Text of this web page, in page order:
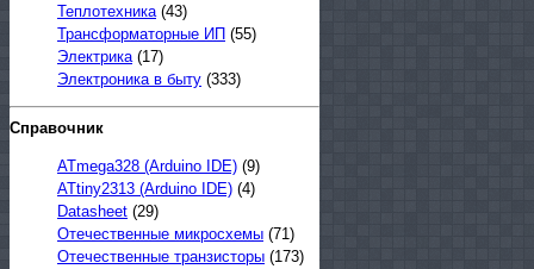
Теплотехника (43)
Трансформаторные ИП (55)
Электрика (17)
Электроника в быту (333)
Справочник
ATmega328 (Arduino IDE) (9)
ATtiny2313 (Arduino IDE) (4)
Datasheet (29)
Отечественные микросхемы (71)
Отечественные транзисторы (173)